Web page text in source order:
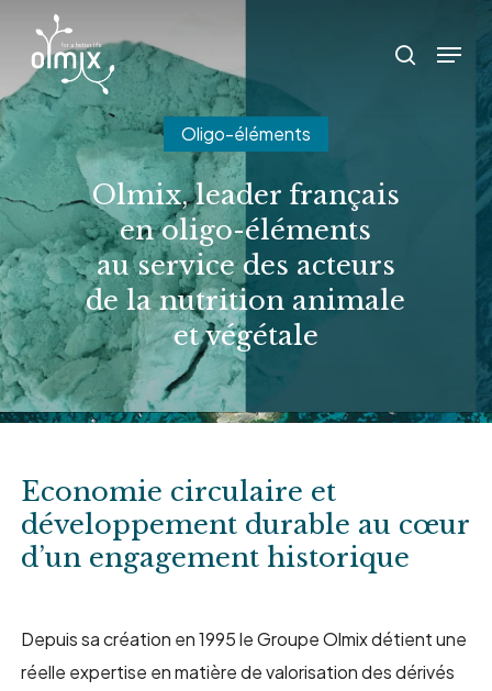
main
content
search
Menu
Oligo-éléments
Olmix, leader français
en oligo-éléments
au service des acteurs
de la nutrition animale
et végétale
Economie circulaire et
développement durable au cœur
d’un engagement historique
Depuis sa création en 1995 le Groupe Olmix détient une
réelle expertise en matière de valorisation des dérivés